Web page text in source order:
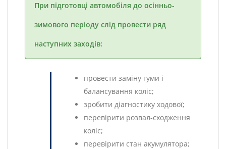
При підготовці автомобіля до осінньо-
зимового періоду слід провести ряд
наступних заходів:
провести заміну гуми і
балансування коліс;
зробити діагностику ходової;
перевірити розвал-сходження
коліс;
перевірити стан акумулятора;